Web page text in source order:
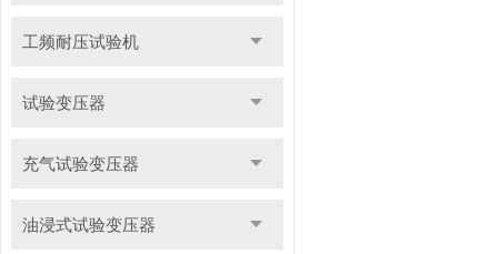
工频耐压试验机
试验变压器
充气试验变压器
油浸式试验变压器